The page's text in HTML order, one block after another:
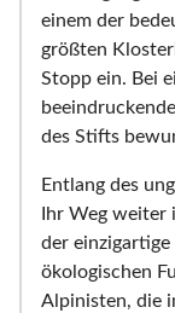
einem der
größten
Stopp ein. Bei
des Stifts
Entlang des
Ihr Weg weiter
der
ökologischen
Alpinisten, die